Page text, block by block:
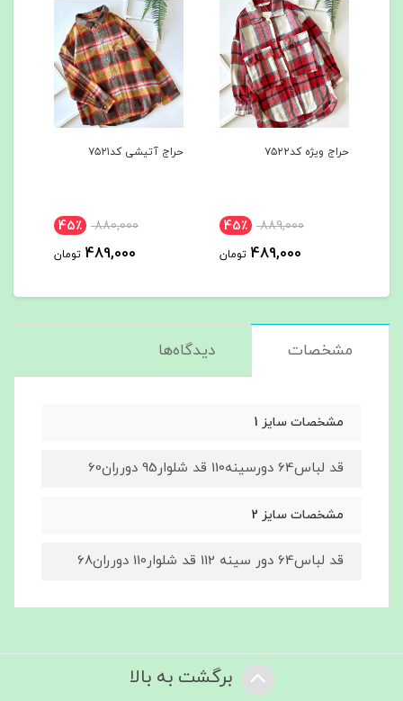
حراج ویژه کد۷۵۲۲
889,000 45٪
489,000 تومان
حراج آتیشی کد۷۵۲۱
880,000 45٪
489,000 تومان
مشخصات دیدگاه‌ها
مشخصات سایز 1
قد لباس64 دورسینه110 قد شلوار95 دورران60
مشخصات سایز 2
قد لباس64 دور سینه 112 قد شلوار110 دورران68
برگشت به بالا